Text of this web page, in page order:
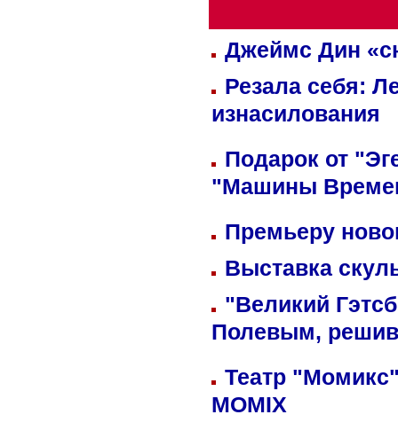
Джеймс Дин
Резала себя:
изнасилования
Подарок от
"Машины
Премьеру
Выставка
"Великий
Полевым,
Театр
MOMIX